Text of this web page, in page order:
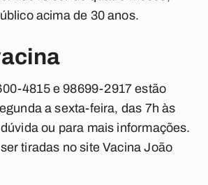
acima de 30 anos.
4815 e 98699-2917 estão
a sexta-feira, das 7h às
ou para mais informações.
tiradas no site Vacina João